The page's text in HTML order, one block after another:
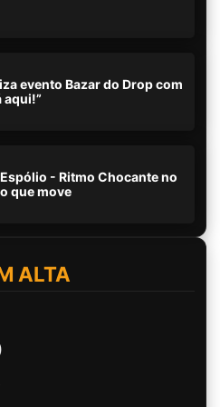
evento Bazar do Drop com
aqui!”
- Ritmo Chocante no
que move
ALTA